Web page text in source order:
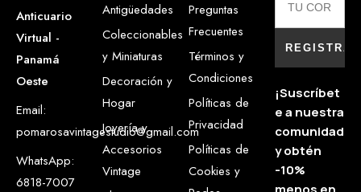
Anticuario
Virtual -
Panamá
Oeste
Email:
pomarosavintagestudio@gmail.com
WhatsApp:
6818-7007
Antigüedades
Coleccionables
y Miniaturas
Decoración y
Hogar
Joyería y
Accesorios
Vintage
Preguntas
Frecuentes
Términos y
Condiciones
Políticas de
Privacidad
Políticas de
Cookies y
¡Suscríbet
e a nuestra
comunidad
y obtén
-10%